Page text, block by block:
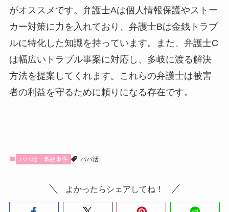
がオススメです。弁護士Aは個人情報保護やストー
カー対策に力を入れており、弁護士Bは金銭トラブ
ルに特化した知識を持っています。また、弁護士C
は幅広いトラブル事案に対応し、多岐に渡る解決
方法を提案してくれます。これらの弁護士は被害
者の利益を守るために頼りになる存在です。
パパ活 事故事件 パパ活
よかったらシェアしてね！